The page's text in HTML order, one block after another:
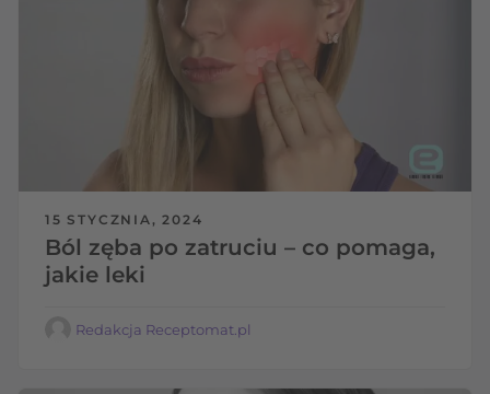
15 STYCZNIA, 2024
Ból zęba po zatruciu – co pomaga,
jakie leki
Redakcja Receptomat.pl